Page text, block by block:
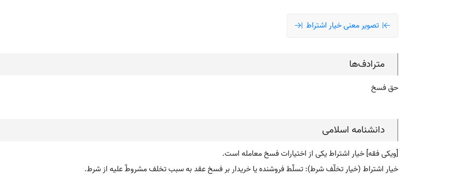
تصویر معنی خیار اشتراط
مترادف‌ها
حق فسخ
دانشنامه اسلامی
[ویکی فقه] خیار اشتراط یکی از اختیارات فسخ معامله است.
خیار اشتراط (خیار تخلّف شرط): تسلّط فروشنده یا خریدار بر فسخ عقد به سبب تخلف مشروطٌ علیه از شرط.